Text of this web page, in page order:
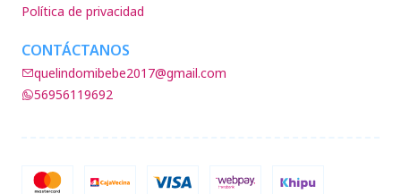
Política de privacidad
CONTÁCTANOS
quelindomibebe2017@gmail.com
56956119692